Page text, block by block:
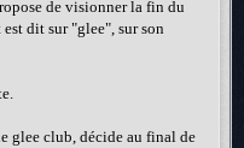
de visionner la fin du
dit sur "glee", sur son
glee club, décide au final de